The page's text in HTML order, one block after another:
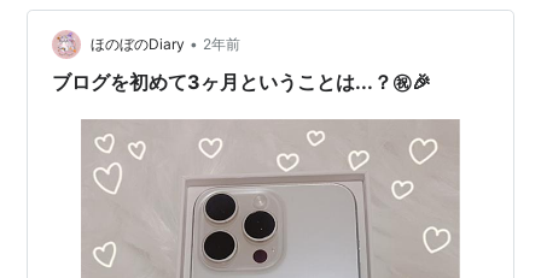
れていました笑 この記事ではiPhoneSE（第2世代）を使
って装着レビューを行っています。 Simplismとは？ 出
典：トリニティ株式会社 Simplis…
ほのぼのDiary • 2年前
ブログを初めて3ヶ月ということは...？㊗️🎉